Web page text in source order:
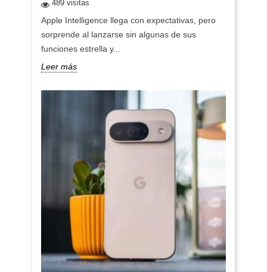
489 visitas
Apple Intelligence llega con expectativas, pero
sorprende al lanzarse sin algunas de sus
funciones estrella y...
Leer más